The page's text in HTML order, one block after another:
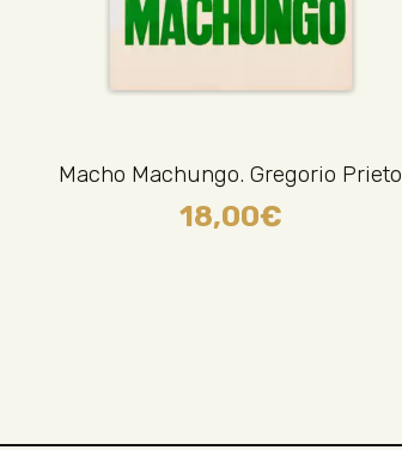
Macho Machungo. Gregorio Prieto
18,00€